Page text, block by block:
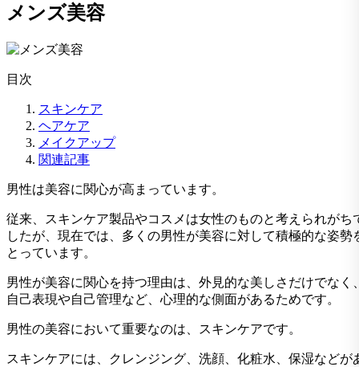
メンズ美容
目次
スキンケア
ヘアケア
メイクアップ
関連記事
男性は美容に関心が高まっています。
従来、スキンケア製品やコスメは女性のものと考えられがち
したが、現在では、多くの男性が美容に対して積極的な姿勢
とっています。
男性が美容に関心を持つ理由は、外見的な美しさだけでなく
自己表現や自己管理など、心理的な側面があるためです。
男性の美容において重要なのは、スキンケアです。
スキンケアには、クレンジング、洗顔、化粧水、保湿などが